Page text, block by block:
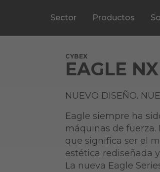
Sector Productos
CYBEX
EAGLE
NUEVO DISEÑO.
Eagle siempre ha
máquinas de
que significa ser el
estética rediseñada
La nueva Eagle